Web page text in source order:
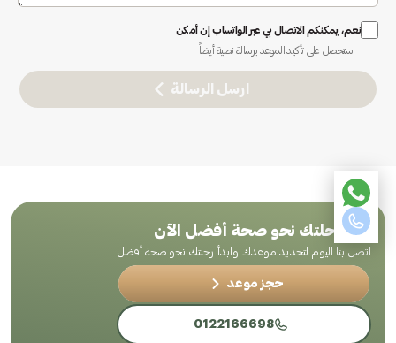
نعم، يمكنكم الاتصال بي عبر الواتساب إن أمكن
ستحصل على تأكيد الموعد برسالة نصية أيضاً
ارسل الرسالة
ابدأ رحلتك نحو صحة أفضل الآن
اتصل بنا اليوم لتحديد موعدك وابدأ رحلتك نحو صحة أفضل
حجز موعد
0122166698